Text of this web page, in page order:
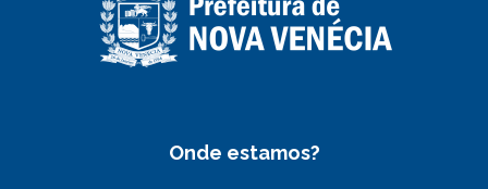
Onde estamos?